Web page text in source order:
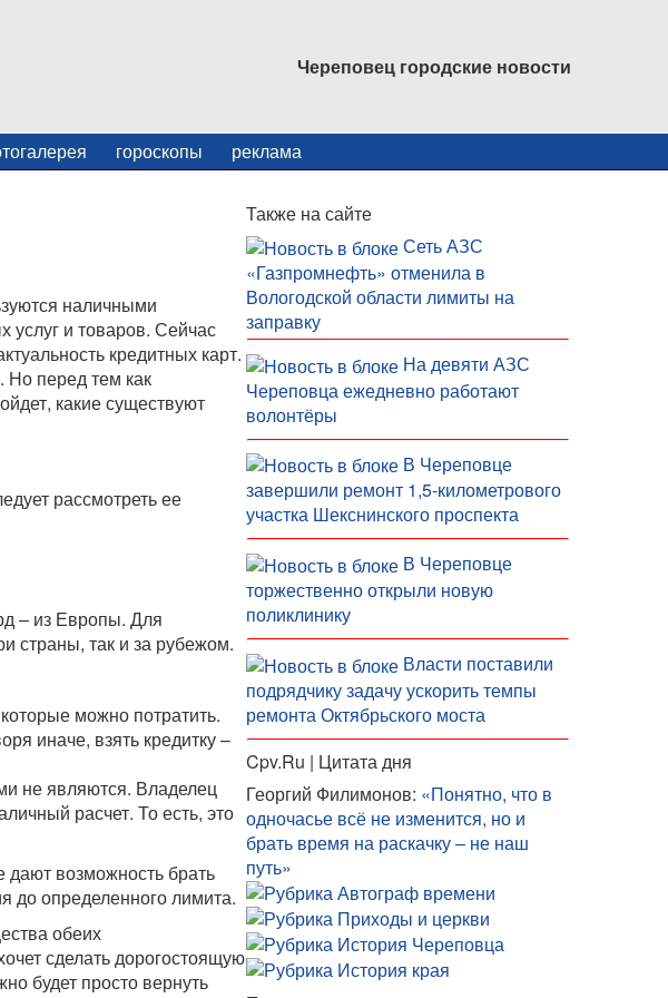
Череповец городские новости
гороскопы реклама
наличными
услуг и товаров. Сейчас
кредитных карт.
Но перед тем как
какие существуют
рассмотреть ее
– из Европы. Для
страны, так и за рубежом.
можно потратить.
иначе, взять кредитку –
не являются. Владелец
расчет. То есть, это
дают возможность брать
до определенного лимита.
обеих
сделать дорогостоящую
будет просто вернуть
Также на сайте
Сеть АЗС
«Газпромнефть» отменила в
Вологодской области лимиты на
заправку
На девяти АЗС
Череповца ежедневно работают
волонтёры
В Череповце
завершили ремонт 1,5-километрового
участка Шекснинского проспекта
В Череповце
торжественно открыли новую
поликлинику
Власти поставили
подрядчику задачу ускорить темпы
ремонта Октябрьского моста
Cpv.Ru | Цитата дня
Георгий Филимонов: «Понятно, что в
одночасье всё не изменится, но и
брать время на раскачку – не наш
путь»